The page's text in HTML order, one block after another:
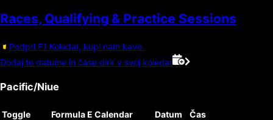
Races, Qualifying & Practice Sessions
Podpri F1 Koledar, kupi nam kavo.
Dodaj te datume in čase dirk v svoj koledar
Pacific/Niue
Toggle Formula E Calendar Datum
Čas